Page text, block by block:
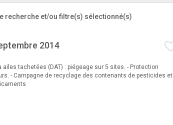
recherche et/ou filtre(s) sélectionné(s)
2014
tachetées (DAT) : piégeage sur 5 sites. - Protection
- Campagne de recyclage des contenants de pesticides et